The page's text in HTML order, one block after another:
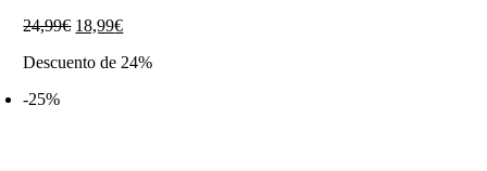
24,99€ El
original
18,99€El
actual
Descuento de 24%
-25%